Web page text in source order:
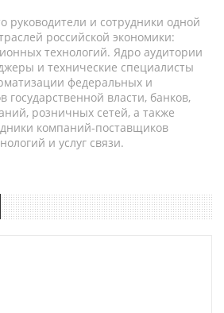
руководители и сотрудники одной
российской экономики:
технологий. Ядро аудитории
и технические специалисты
федеральных и
государственной власти, банков,
розничных сетей, а также
компаний-поставщиков
и услуг связи.